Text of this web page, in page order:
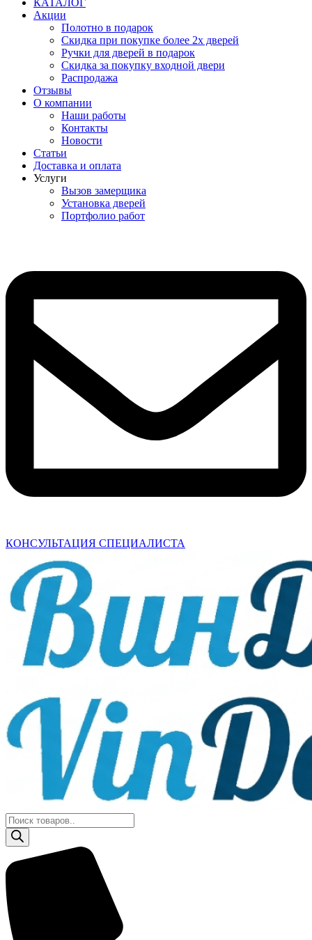
КАТАЛОГ
Акции
Полотно в подарок
Скидка при покупке более 2х дверей
Ручки для дверей в подарок
Скидка за покупку входной двери
Распродажа
Отзывы
О компании
Наши работы
Контакты
Новости
Статьи
Доставка и оплата
Услуги
Вызов замерщика
Установка дверей
Портфолио работ
КОНСУЛЬТАЦИЯ СПЕЦИАЛИСТА
Поиск
товаров